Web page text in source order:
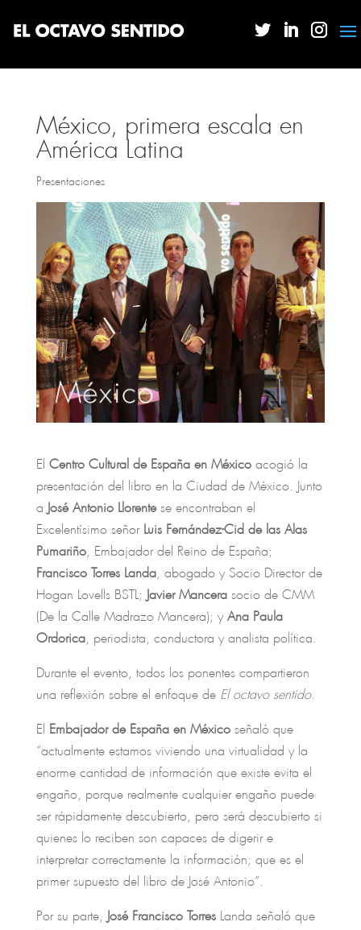
México, primera escala en
América Latina
Presentaciones
El Centro Cultural de España en Méxicoacogió la
presentación del libro en la Ciudad de México. Junto
a José Antonio Llorentese encontraban el
Excelentísimo señor Luis Fernández-Cid de las Alas
Pumariño, Embajador del Reino de España;
Francisco Torres Landa, abogado y Socio Director de
Hogan Lovells BSTL; Javier Mancerasocio de CMM
(De la Calle Madrazo Mancera); y Ana Paula
Ordorica, periodista, conductora y analista política.
Durante el evento, todos los ponentes compartieron
una reflexión sobre el enfoque de El octavo sentido.
El Embajador de España en Méxicoseñaló que
“actualmente estamos viviendo una virtualidad y la
enorme cantidad de información que existe evita el
engaño, porque realmente cualquier engaño puede
ser rápidamente descubierto, pero será descubierto si
quienes lo reciben son capaces de digerir e
interpretar correctamente la información; que es el
primer supuesto del libro de José Antonio”.
Por su parte, José Francisco TorresLanda señaló que